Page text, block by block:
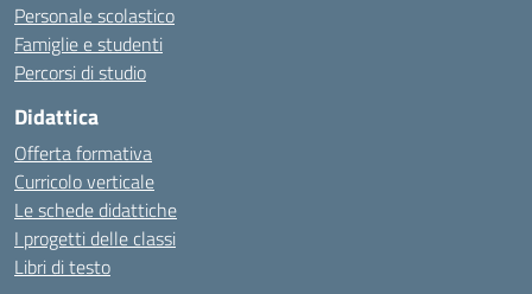
Personale scolastico
Famiglie e studenti
Percorsi di studio
Didattica
Offerta formativa
Curricolo verticale
Le schede didattiche
I progetti delle classi
Libri di testo